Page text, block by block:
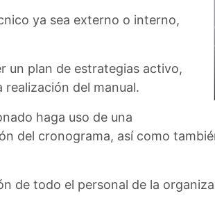
ya sea externo o interno,
un plan de estrategias activo,
realización del manual.
haga uso de una
del cronograma, así como
de todo el personal de la